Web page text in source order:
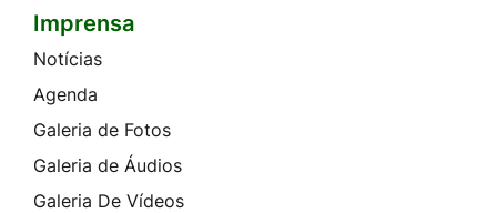
Imprensa
Notícias
Agenda
Galeria de Fotos
Galeria de Áudios
Galeria De Vídeos